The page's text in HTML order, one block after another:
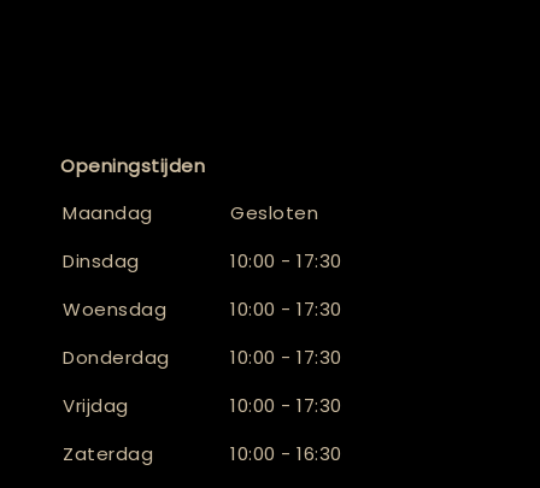
Openingstijden
Maandag
Gesloten
Dinsdag
10:00 - 17:30
Woensdag
10:00 - 17:30
Donderdag
10:00 - 17:30
Vrijdag
10:00 - 17:30
Zaterdag
10:00 - 16:30